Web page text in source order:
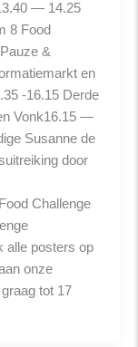
— 14.25
8 Food
&
en
-16.15 Derde
Vonk16.15 —
Susanne de
door
Challenge
alle posters op
onze
tot 17